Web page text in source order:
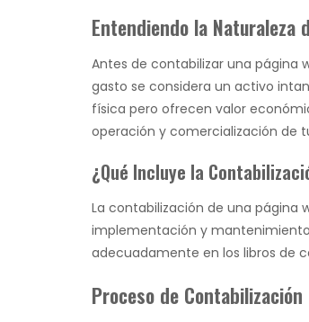
Entendiendo la Naturaleza
Antes de contabilizar una página
gasto se considera un activo
física pero ofrecen valor
operación y comercialización de
¿Qué Incluye la
La contabilización de una página
implementación y
adecuadamente en los libros de
Proceso de Contabilización